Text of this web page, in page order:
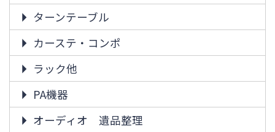
ターンテーブル
カーステ・コンポ
ラック他
PA機器
オーディオ 遺品整理